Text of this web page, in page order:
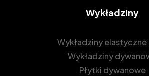
Wykładziny
Wykładziny elastyczne
Wykładziny
Płytki dywanowe